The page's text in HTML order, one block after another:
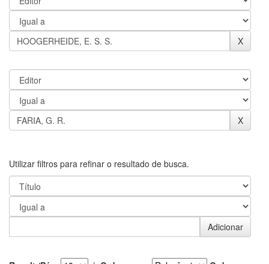
Utilizar filtros para refinar o resultado de busca.